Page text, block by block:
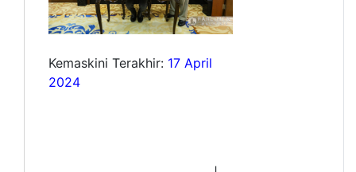
Kemaskini Terakhir: 17 April
2024